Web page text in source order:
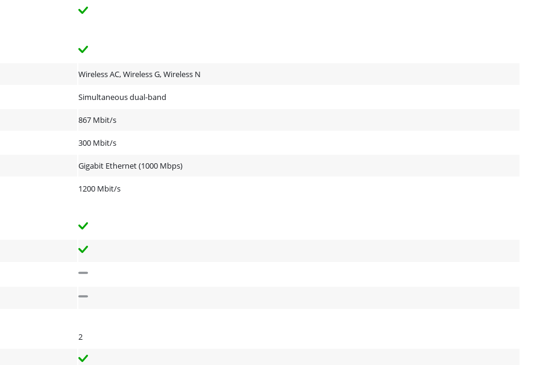
Wireless AC, Wireless G, Wireless N
Simultaneous dual-band
867 Mbit/s
300 Mbit/s
Gigabit Ethernet (1000 Mbps)
1200 Mbit/s
2